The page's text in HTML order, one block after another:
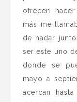
ofrecen
más me
de nadar
ser este uno
donde se
mayo a
acercan